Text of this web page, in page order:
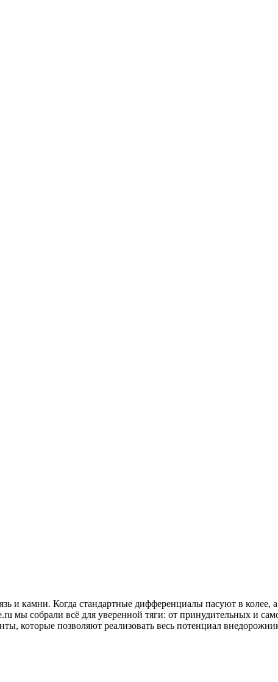
и камни. Когда стандартные дифференциалы пасуют в колее,
мы собрали всё для уверенной тяги: от принудительных и
которые позволяют реализовать весь потенциал